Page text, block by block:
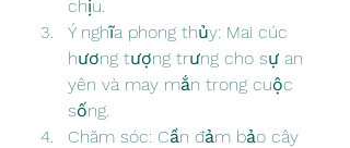
chịu.
Ý nghĩa phong thủy: Mai cúc
hương tượng trưng cho sự an
yên và may mắn trong cuộc
sống.
Chăm sóc: Cần đảm bảo cây